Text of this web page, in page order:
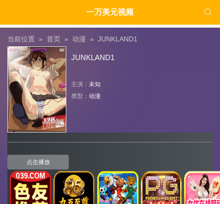
一万美元视频 
当前位置 » 首页 » 动漫 » JUNKLAND1
JUNKLAND1
主演： 未知
类型： 动漫
点击播放